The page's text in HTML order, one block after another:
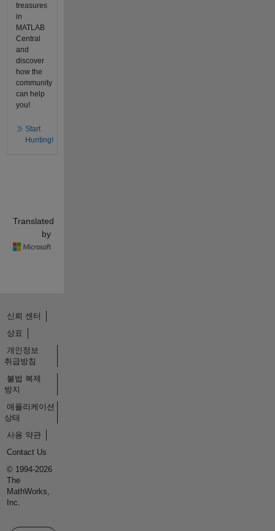
treasures
in
MATLAB
Central
and
discover
how the
community
can help
you!
Start
Hunting!
Translated
by
신뢰 센터
상표
개인정보
취급방침
불법 복제
방지
애플리케이션
상태
사용 약관
Contact Us
© 1994-2026
The
MathWorks,
Inc.